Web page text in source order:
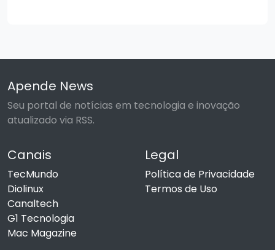
Apende News
Seu portal de notícias em tecnologia e inovação
atualizado via RSS.
Canais
TecMundo
Diolinux
Canaltech
G1 Tecnologia
Mac Magazine
Legal
Política de Privacidade
Termos de Uso